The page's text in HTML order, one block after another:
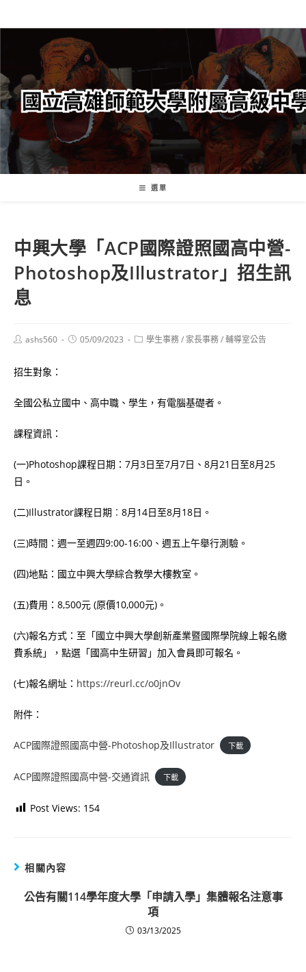
轉
要
內
容
選單
中興大學「ACP國際證照國高中營-
Photoshop及Illustrator」招生訊
息
Postashs560
Post05/09/2023
Post學生事務/ 家長事務/輔導室公告
招生對象：
全國公私立國中、高中職、學生，有電腦基礎者。
課程資訊：
(一)Photoshop課程日期：7月3日至7月7日、8月21日至8月25
日。
(二)Illustrator課程日期︰8月14日至8月18日。
(三)時間：週一至週四9:00-16:00、週五上午舉行測驗。
(四)地點：國立中興大學綜合教學大樓教室。
(五)費用：8,500元 (原價10,000元)。
(六)報名方式：至「國立中興大學創新產業暨國際學院線上報名繳
費系統」，點選「國高中生研習」加入會員即可報名。
(七)報名網址： https://reurl.cc/o0jnOv
附件：
ACP國際證照國高中營-Photoshop及Illustrator 下載
ACP國際證照國高中營-交通資訊 下載
Post Views: 154
相關內容
公告有關114學年度大學「申請入學」集體報名注意事
項
03/13/2025